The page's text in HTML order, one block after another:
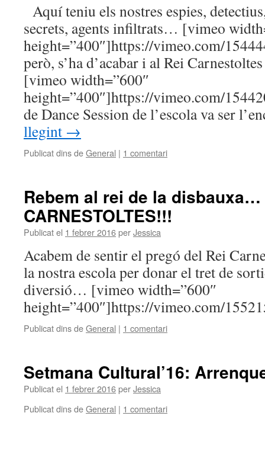
Aquí teniu els nostres espies,
secrets, agents infiltrats… [vimeo
height=”400″]https://vimeo.com/
però, s’ha d’acabar i al Rei
[vimeo width=”600″
height=”400″]https://vimeo.com/
de Dance Session de l’escola va ser
llegint →
Publicat dins deGeneral | 1 comentari
Rebem al rei de la disbauxa…
CARNESTOLTES!!!
Publicat el 1 febrer 2016perJessica
Acabem de sentir el pregó del Rei
la nostra escola per donar el tret de
diversió… [vimeo width=”600″
height=”400″]https://vimeo.com/
Publicat dins deGeneral | 1 comentari
Setmana Cultural’16:
Publicat el 1 febrer 2016perJessica
Publicat dins deGeneral | 1 comentari